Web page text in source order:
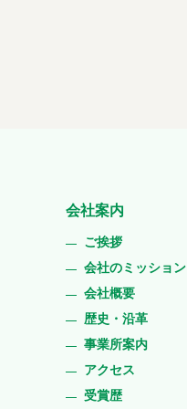
会社案内
ご挨拶
会社のミッション
会社概要
歴史・沿革
事業所案内
アクセス
受賞歴